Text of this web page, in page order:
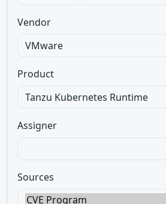
Vendor
Product
Assigner
Sources